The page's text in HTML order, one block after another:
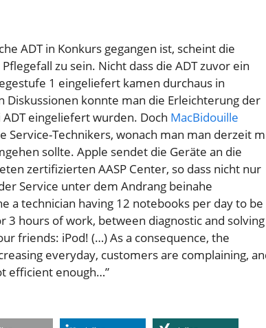
ADT in Konkurs gegangen ist, scheint die
zu sein. Nicht dass die ADT zuvor ein
1 eingeliefert kamen durchaus in
Diskussionen konnte man die Erleichterung der
eingeliefert wurden. Doch MacBidouille
Service-Technikers, wonach man man derzeit
sollte. Apple sendet die Geräte an die
zertifizierten AASP Center, so dass nicht nur
Service unter dem Andrang beinahe
a technician having 12 notebooks per day to be
hours of work, between diagnostic and solving
friends: iPod! (…) As a consequence, the
everyday, customers are complaining,
efficient enough…”